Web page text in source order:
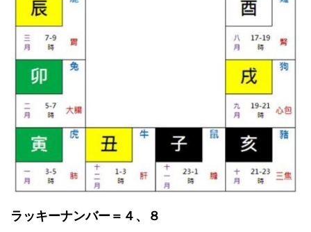
ラッキーナンバー＝４、８